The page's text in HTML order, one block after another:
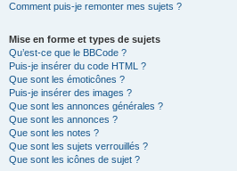
Comment puis-je remonter mes sujets ?
Mise en forme et types de sujets
Qu’est-ce que le BBCode ?
Puis-je insérer du code HTML ?
Que sont les émoticônes ?
Puis-je insérer des images ?
Que sont les annonces générales ?
Que sont les annonces ?
Que sont les notes ?
Que sont les sujets verrouillés ?
Que sont les icônes de sujet ?